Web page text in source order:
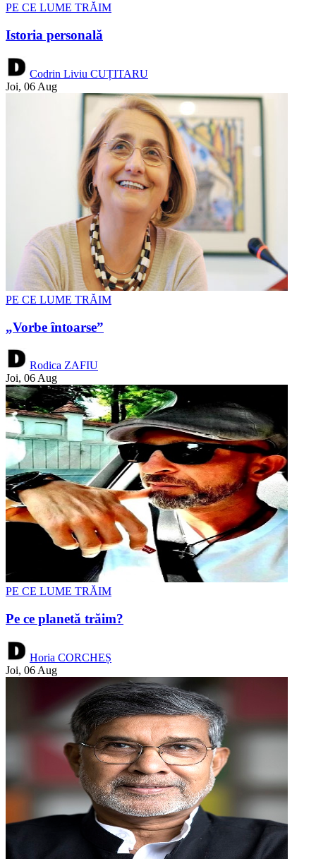
PE CE LUME TRĂIM
Istoria personală
Codrin Liviu CUȚITARU
Joi, 06 Aug
PE CE LUME TRĂIM
„Vorbe întoarse”
Rodica ZAFIU
Joi, 06 Aug
PE CE LUME TRĂIM
Pe ce planetă trăim?
Horia CORCHEȘ
Joi, 06 Aug